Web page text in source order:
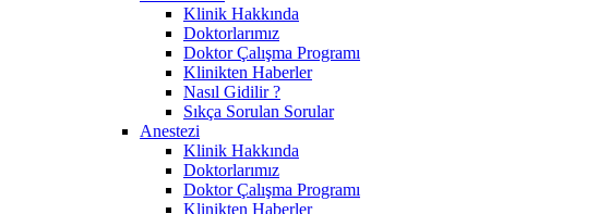
Klinik Hakkında
Doktorlarımız
Doktor Çalışma Programı
Klinikten Haberler
Nasıl Gidilir ?
Sıkça Sorulan Sorular
Anestezi
Klinik Hakkında
Doktorlarımız
Doktor Çalışma Programı
Klinikten Haberler